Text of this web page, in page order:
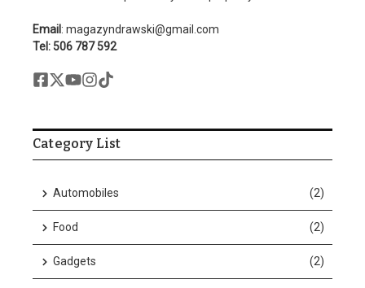
Email : magazyndrawski@gmail.com
Tel: 506 787 592
Category List
Automobiles (2)
Food (2)
Gadgets (2)